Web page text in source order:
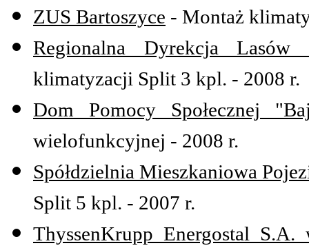
ZUS Bartoszyce - Montaż
Regionalna Dyrekcja Lasów
klimatyzacji Split 3 kpl. - 2008 r.
Dom Pomocy Społecznej
wielofunkcyjnej - 2008 r.
Spółdzielnia Mieszkaniowa
Split 5 kpl. - 2007 r.
ThyssenKrupp Energostal S.A.